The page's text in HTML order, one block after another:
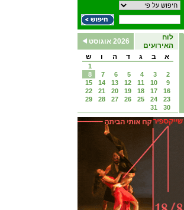
לוח
האירועים
2026 אוגוסט
א
ב ג ד ה ו ש
1
2
3
4
5
6
7
8
9
10
11
12
13
14
15
16
17
18
19
20
21
22
23
24
25
26
27
28
29
30
31